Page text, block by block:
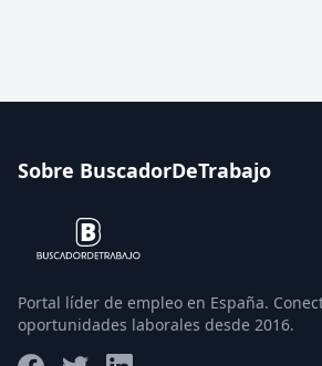
Sobre BuscadorDeTrabajo
Portal líder de empleo en España.
oportunidades laborales desde 2016.